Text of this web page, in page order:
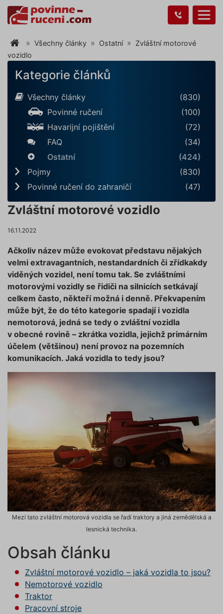
Všechny články Ostatní
Zvláštní motorové
vozidlo
Kategorie článků
Všechny články
(830)
Povinné ručení
(100)
Havarijní pojištění
(72)
FAQ
(34)
Ostatní
(424)
Pojmy
(830)
Povinné ručení do zahraničí
(47)
Zvláštní motorové vozidlo
16.11.2022
Ačkoliv název může evokovat představu nějakých
velmi extravagantních, nestandardních či zřídkakdy
viděných vozidel, není tomu tak. Se zvláštními
motorovými vozidly se řidiči na silnicích setkávají
celkem často, někteří možná i denně. Překvapením
může být, že do této kategorie spadají i vozidla
nemotorová, jedná se tedy o zvláštní vozidla
v obecné rovině – zkrátka vozidla, jejichž primárním
účelem (většinou) není provoz na pozemních
komunikacích. Jaká vozidla to tedy jsou?
Mezi tato zvláštní motorová vozidla se řadí traktory a jiná zemědělská a
lesnická technika.
Obsah článku
Zvláštní motorové vozidlo – jaká vozidla to jsou?
Nemotorové vozidlo
Traktor
Pracovní stroje